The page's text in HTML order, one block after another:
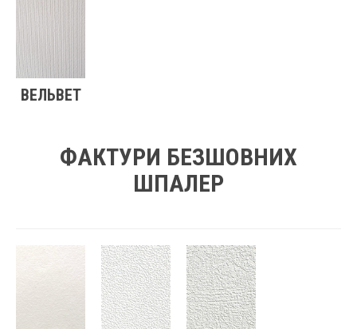
ВЕЛЬВЕТ
ФАКТУРИ БЕЗШОВНИХ
ШПАЛЕР